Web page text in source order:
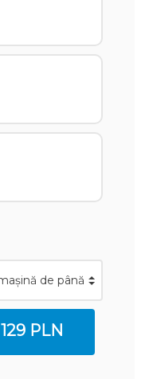
129 PLN